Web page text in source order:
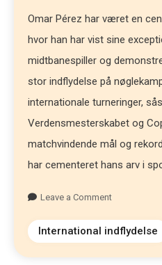
Omar Pérez har været en
hvor han har vist sine
midtbanespiller og
stor indflydelse på
internationale turneringer,
Verdensmesterskabet og
matchvindende mål og
har cementeret hans arv i
Leave a Comment
International indflydelse